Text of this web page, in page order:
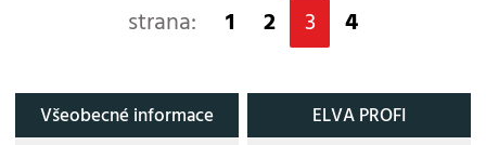
strana: 1 2 3 4
Všeobecné informace ELVA PROFI